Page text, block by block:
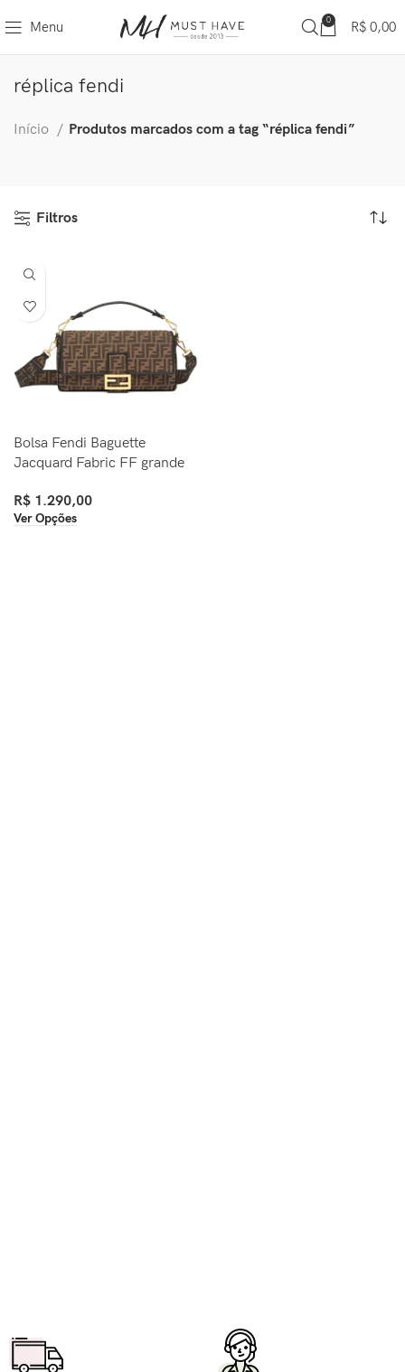
Menu 0 R$ 0,00
réplica fendi
Início Produtos marcados com a tag “réplica fendi”
Filtros
Bolsa Fendi Baguette
Jacquard Fabric FF grande
R$ 1.290,00
Ver Opções